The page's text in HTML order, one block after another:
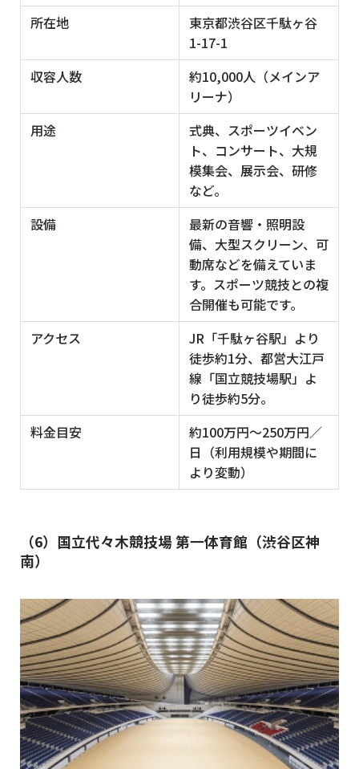
所在地
東京都渋谷区千駄ヶ谷
1-17-1
収容人数
約10,000人（メインア
リーナ）
用途
式典、スポーツイベン
ト、コンサート、大規
模集会、展示会、研修
など。
設備
最新の音響・照明設
備、大型スクリーン、可
動席などを備えていま
す。スポーツ競技との複
合開催も可能です。
アクセス
JR「千駄ヶ谷駅」より
徒歩約1分、都営大江戸
線「国立競技場駅」よ
り徒歩約5分。
料金目安
約100万円〜250万円／
日（利用規模や期間に
より変動）
（6）国立代々木競技場 第一体育館（渋谷区神
南）